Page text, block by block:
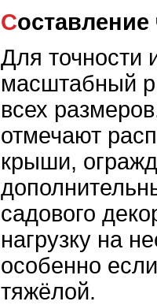
Для точности
масштабный
всех
отмечают
крыши,
садового
нагрузку на
особенно
тяжёлой.